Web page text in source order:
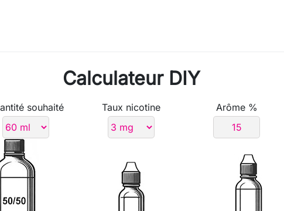
Calculateur DIY
souhaité Taux nicotine Arôme %